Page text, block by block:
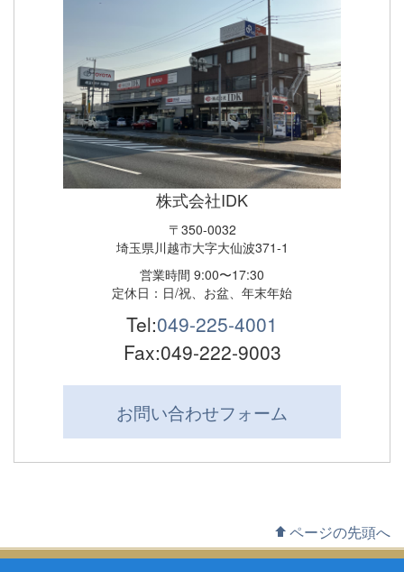
株式会社IDK
〒350-0032
埼玉県川越市大字大仙波371-1
営業時間 9:00〜17:30
定休日：日/祝、お盆、年末年始
Tel:049-225-4001
Fax:049-222-9003
お問い合わせフォーム
ページの先頭へ